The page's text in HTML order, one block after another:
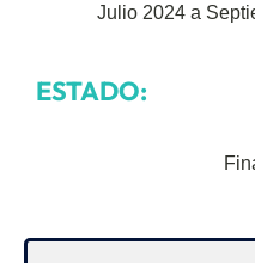
Julio 2024 a
ESTADO: